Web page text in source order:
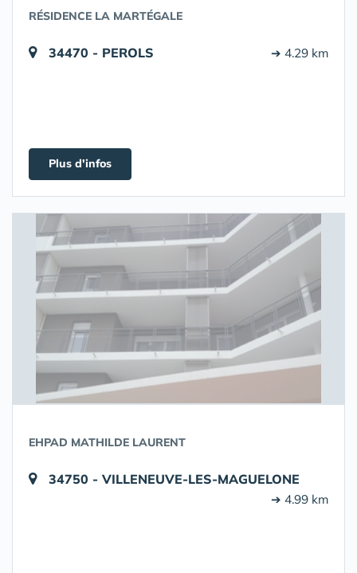
RÉSIDENCE LA MARTÉGALE
34470 - PEROLS ➔ 4.29 km
Plus d'infos
EHPAD MATHILDE LAURENT
34750 - VILLENEUVE-LES-MAGUELONE
➔ 4.99 km